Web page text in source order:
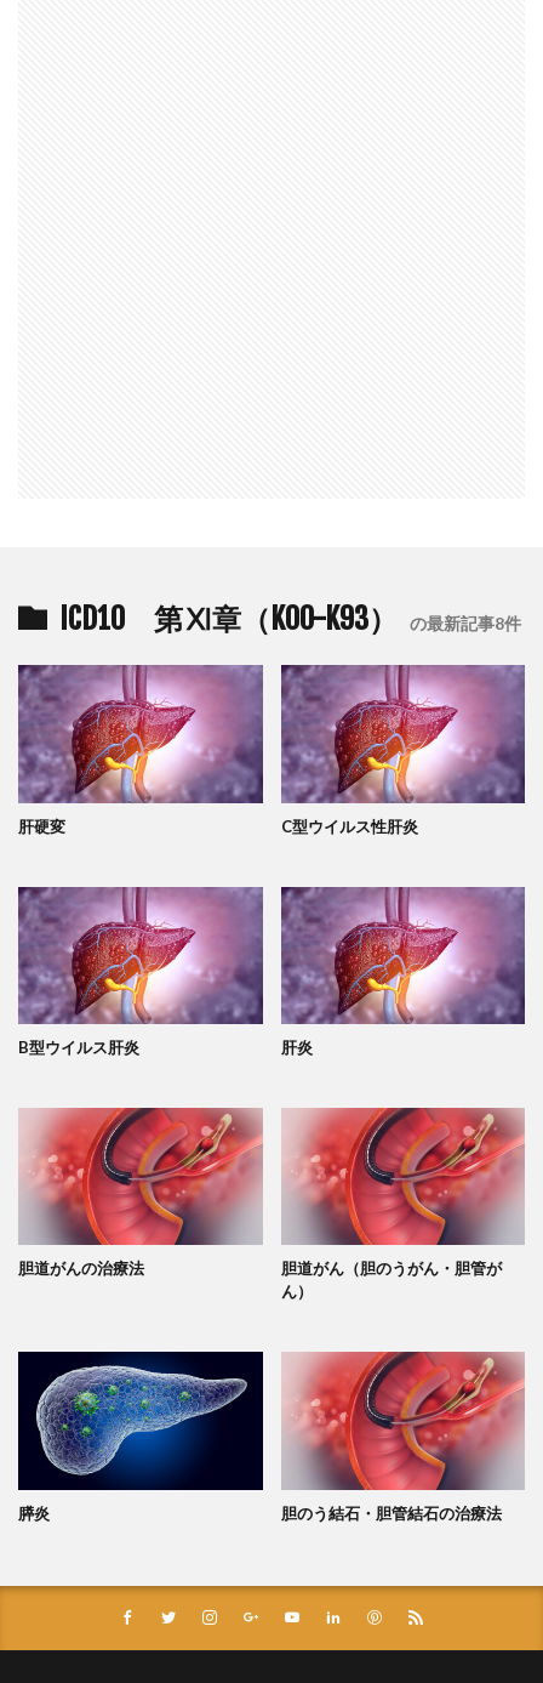
ICD10 第Ⅺ章（K00-K93） の最新記事8件
肝硬変 C型ウイルス性肝炎
B型ウイルス肝炎 肝炎
胆道がんの治療法
胆道がん（胆のうがん・胆管が
ん）
膵炎 胆のう結石・胆管結石の治療法